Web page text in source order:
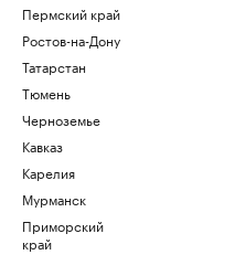
Пермский край
Ростов-на-Дону
Татарстан
Тюмень
Черноземье
Кавказ
Карелия
Мурманск
Приморский
край